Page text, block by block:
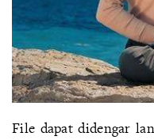
File dapat didengar